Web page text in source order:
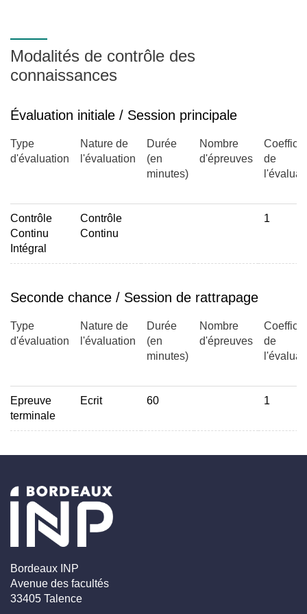
Modalités de contrôle des
connaissances
Évaluation initiale / Session principale
Type
d'évaluation
Nature de
l'évaluation
Durée
(en
minutes)
Nombre
d'épreuves
de
Contrôle
Continu
Intégral
Contrôle
Continu
1
Seconde chance / Session de rattrapage
Type
d'évaluation
Nature de
l'évaluation
Durée
(en
minutes)
Nombre
d'épreuves
de
Epreuve
terminale
Ecrit 60 1
Bordeaux INP
Avenue des facultés
33405 Talence